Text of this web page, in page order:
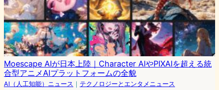
Moescape AIが日本上陸｜Character AIやPIXAIを超える統
合型アニメAIプラットフォームの全貌
AI（人工知能）ニュース ｜ テクノロジーとエンタメニュース